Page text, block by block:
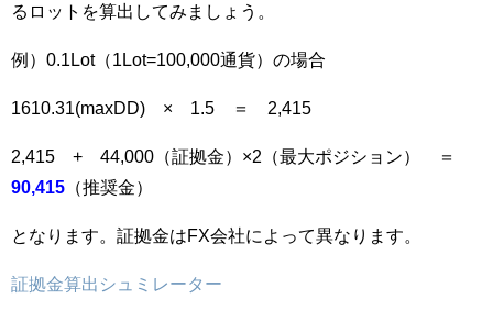
るロットを算出してみましょう。
例）0.1Lot（1Lot=100,000通貨）の場合
1610.31(maxDD) × 1.5 ＝ 2,415
2,415 + 44,000（証拠金）×2（最大ポジション） ＝
90,415‬ （推奨金）
となります。証拠金はFX会社によって異なります。
証拠金算出シュミレーター